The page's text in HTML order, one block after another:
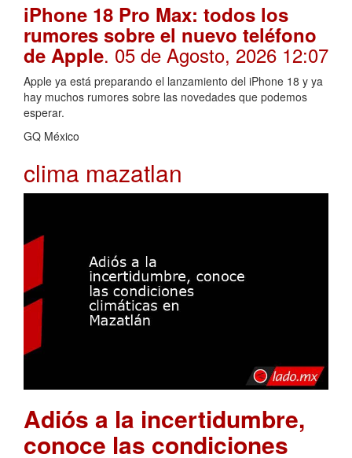
iPhone 18 Pro Max: todos los
rumores sobre el nuevo teléfono
de Apple. 05 de Agosto, 2026 12:07
Apple ya está preparando el lanzamiento del iPhone 18 y ya
hay muchos rumores sobre las novedades que podemos
esperar.
GQ México
clima mazatlan
Adiós a la incertidumbre,
conoce las condiciones